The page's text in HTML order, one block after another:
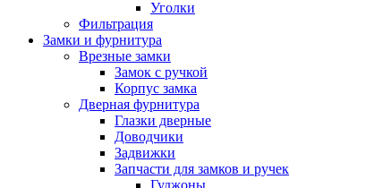
Уголки
Фильтрация
Замки и фурнитура
Врезные замки
Замок с ручкой
Корпус замка
Дверная фурнитура
Глазки дверные
Доводчики
Задвижки
Запчасти для замков и ручек
Гуджоны